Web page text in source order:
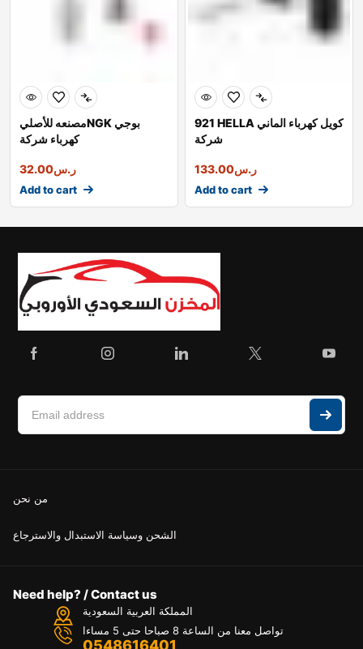
مصنعه للأصليNGK بوجي
كهرباء شركة
ر.س32.00
Add to cart
921 HELLA كويل كهرباء الماني
شركة
ر.س133.00
Add to cart
من نحن
الشحن وسياسة الاستبدال والاسترجاع
Need help? / Contact us
المملكة العربية السعودية
تواصل معنا من الساعة 8 صباحا حتى 5 مساءا